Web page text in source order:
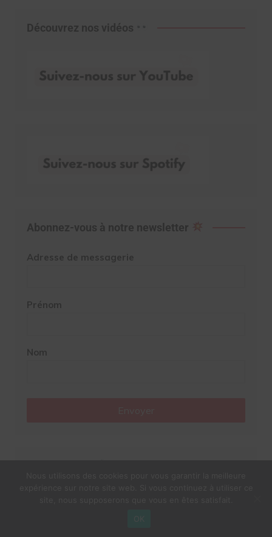
Découvrez nos vidéos
Abonnez-vous à notre newsletter
Adresse de messagerie
Prénom
Nom
OK